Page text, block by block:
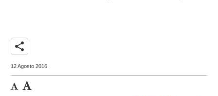
share
12 Agosto 2016